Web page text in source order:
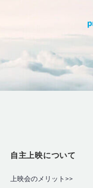
自主上映について
上映会のメリット>>